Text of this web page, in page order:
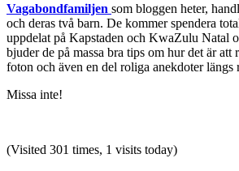
Vagabondfamiljen som bloggen heter,
och deras två barn. De kommer spendera
uppdelat på Kapstaden och KwaZulu Natal
bjuder de på massa bra tips om hur det är att
foton och även en del roliga anekdoter
Missa inte!
(Visited 301 times, 1 visits today)